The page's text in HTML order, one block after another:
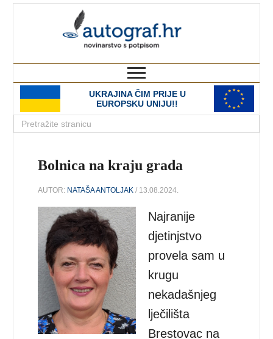
UKRAJINA ČIM PRIJE U
EUROPSKU UNIJU!!
Bolnica na kraju grada
AUTOR: NATAŠA ANTOLJAK / 13.08.2024.
Najranije
djetinjstvo
provela sam u
krugu
nekadašnjeg
lječilišta
Brestovac na